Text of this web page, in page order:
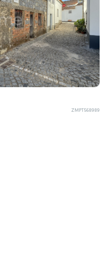
ZMPT568989